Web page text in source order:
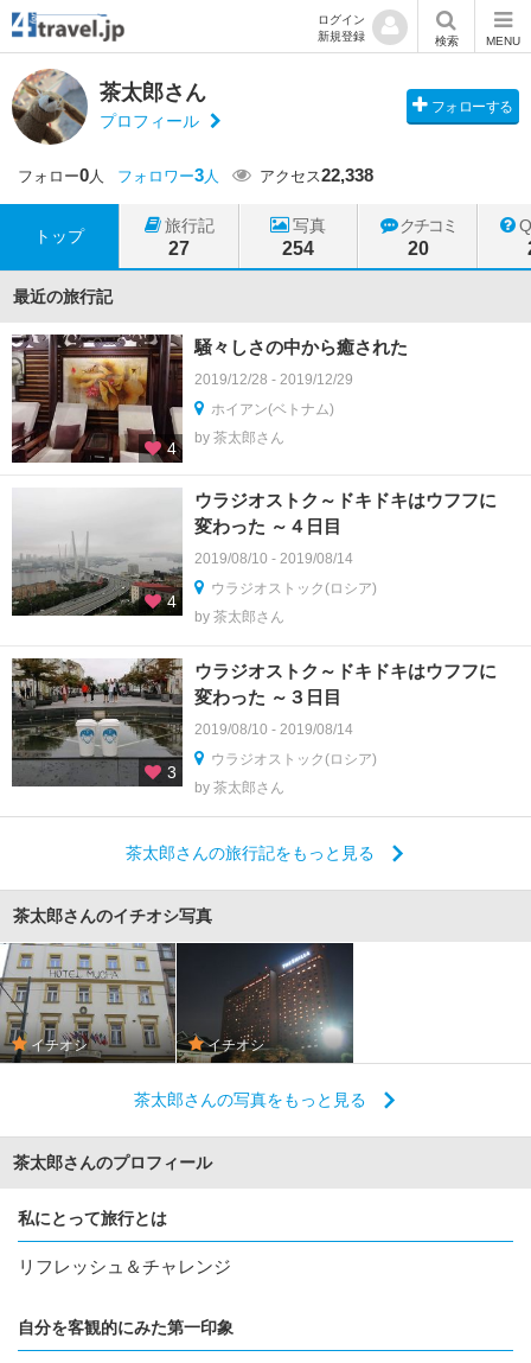
ログイン
新規登録
検索 MENU
茶太郎さん
プロフィール
フォローする
フォロー0人 フォロワー3人 アクセス22,338
トップ
旅行記
27
写真
254
クチコミ
20
最近の旅行記
4
騒々しさの中から癒された
2019/12/28 - 2019/12/29
ホイアン(ベトナム)
by 茶太郎さん
4
ウラジオストク～ドキドキはウフフに
変わった ～４日目
2019/08/10 - 2019/08/14
ウラジオストック(ロシア)
by 茶太郎さん
3
ウラジオストク～ドキドキはウフフに
変わった ～３日目
2019/08/10 - 2019/08/14
ウラジオストック(ロシア)
by 茶太郎さん
茶太郎さんの旅行記をもっと見る
茶太郎さんのイチオシ写真
イチオシ イチオシ
茶太郎さんの写真をもっと見る
茶太郎さんのプロフィール
私にとって旅行とは
リフレッシュ＆チャレンジ
自分を客観的にみた第一印象